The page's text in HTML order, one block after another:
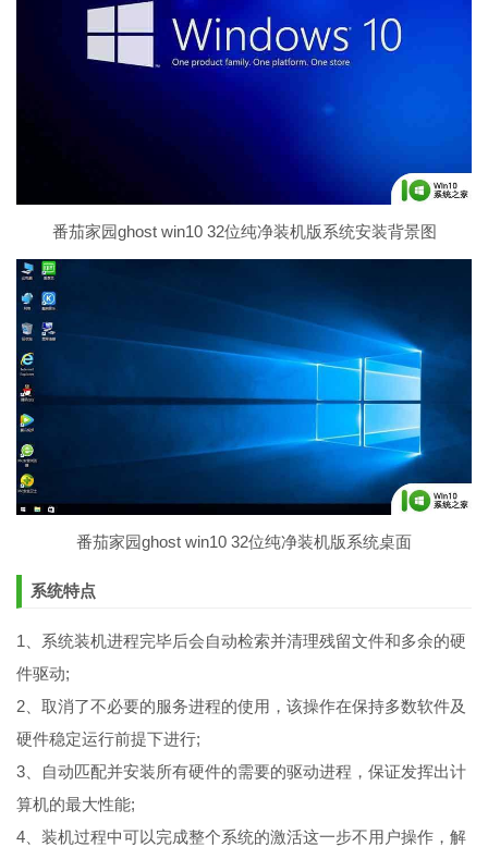
番茄家园ghost win10 32位纯净装机版系统安装背景图
番茄家园ghost win10 32位纯净装机版系统桌面
系统特点
1、系统装机进程完毕后会自动检索并清理残留文件和多余的硬
件驱动;
2、取消了不必要的服务进程的使用，该操作在保持多数软件及
硬件稳定运行前提下进行;
3、自动匹配并安装所有硬件的需要的驱动进程，保证发挥出计
算机的最大性能;
4、装机过程中可以完成整个系统的激活这一步不用户操作，解